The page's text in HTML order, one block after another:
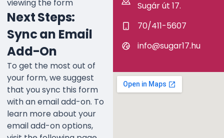
viewing the form
Next Steps:
Sync an Email
Add-On
To get the most out of
your form, we suggest
that you sync this form
with an email add-on. To
learn more about your
email add-on options,
Sugár út 17.
70/411-5607
info@sugar17.hu